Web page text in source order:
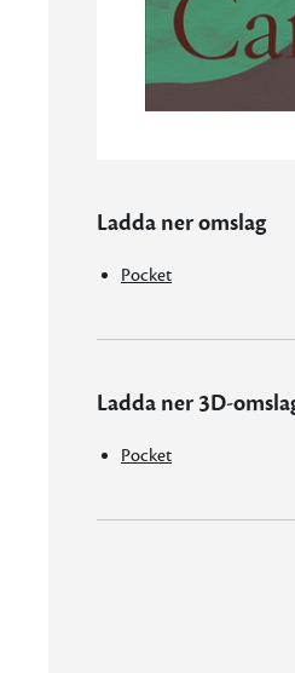
Ladda ner omslag
Pocket
Ladda ner 3D-
Pocket